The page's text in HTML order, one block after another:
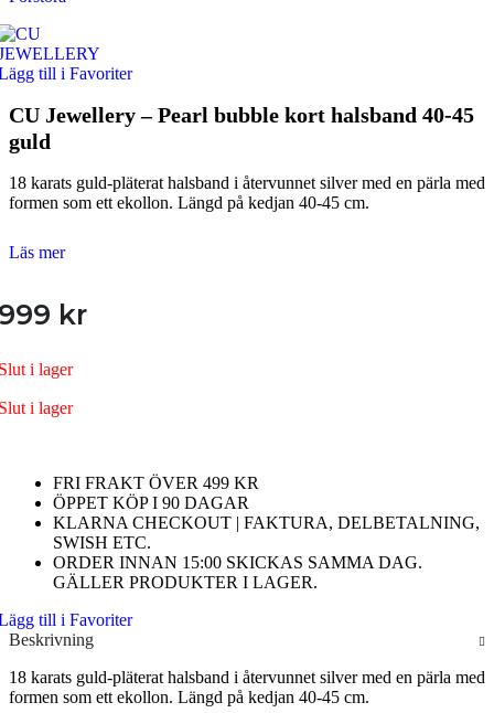
till i Favoriter
CU Jewellery – Pearl bubble kort halsband 40-45
guld
18 karats guld-pläterat halsband i återvunnet silver med en pärla med
formen som ett ekollon. Längd på kedjan 40-45 cm.
Läs mer
kr
i lager
i lager
FRI FRAKT ÖVER 499 KR
ÖPPET KÖP I 90 DAGAR
KLARNA CHECKOUT | FAKTURA, DELBETALNING,
SWISH ETC.
ORDER INNAN 15:00 SKICKAS SAMMA DAG.
GÄLLER PRODUKTER I LAGER.
till i Favoriter
Beskrivning
18 karats guld-pläterat halsband i återvunnet silver med en pärla med
formen som ett ekollon. Längd på kedjan 40-45 cm.